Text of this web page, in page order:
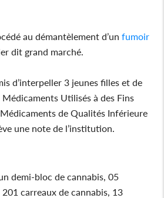
au démantèlement d’unfumoir
dit grand marché.
d’interpeller 3 jeunes filles et de
Médicaments Utilisés à des Fins
de Qualités Inférieure
une note de l’institution.
demi-bloc de cannabis, 05
carreaux de cannabis, 13